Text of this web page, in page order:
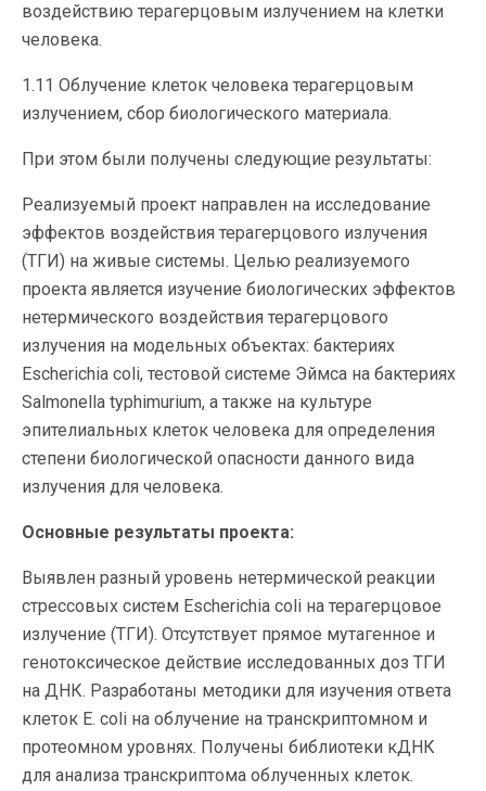
воздействию терагерцовым излучением на клетки
человека.
1.11 Облучение клеток человека терагерцовым
излучением, сбор биологического материала.
При этом были получены следующие результаты:
Реализуемый проект направлен на исследование
эффектов воздействия терагерцового излучения
(ТГИ) на живые системы. Целью реализуемого
проекта является изучение биологических эффектов
нетермического воздействия терагерцового
излучения на модельных объектах: бактериях
Escherichia coli, тестовой системе Эймса на бактериях
Salmonella typhimurium, а также на культуре
эпителиальных клеток человека для определения
степени биологической опасности данного вида
излучения для человека.
Основные результаты проекта:
Выявлен разный уровень нетермической реакции
стрессовых систем Escherichia coli на терагерцовое
излучение (ТГИ). Отсутствует прямое мутагенное и
генотоксическое действие исследованных доз ТГИ
на ДНК. Разработаны методики для изучения ответа
клеток E. coli на облучение на транскриптомном и
протеомном уровнях. Получены библиотеки кДНК
для анализа транскриптома облученных клеток.